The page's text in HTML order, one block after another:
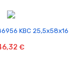
KBC 25,5x58x16
€